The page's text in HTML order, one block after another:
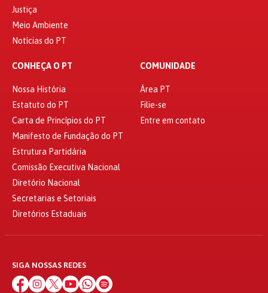
Justiça
Meio Ambiente
Notícias do PT
CONHEÇA O PT
Nossa História
Estatuto do PT
Carta de Princípios do PT
Manifesto de Fundação do PT
Estrutura Partidária
Comissão Executiva Nacional
Diretório Nacional
Secretarias e Setoriais
Diretórios Estaduais
COMUNIDADE
Área PT
Filie-se
Entre em contato
SIGA NOSSAS REDES